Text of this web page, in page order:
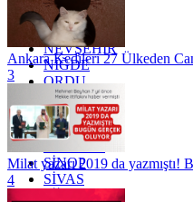
MUĞLA
MUŞ
NEVŞEHİR
NİĞDE
ORDU
OSMANİYE
RİZE
SAKARYA
SAMSUN
SİNOP
SİVAS
Ankara Kedileri 27 Ülkeden
3
Milat yazarı 2019 da yazmıştı!
4